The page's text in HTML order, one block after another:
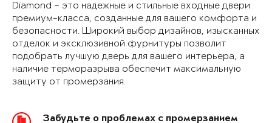
Diamond – это надежные и стильные входные двери
премиум-класса, созданные для вашего комфорта и
безопасности. Широкий выбор дизайнов, изысканных
отделок и эксклюзивной фурнитуры позволит
подобрать лучшую дверь для вашего интерьера, а
наличие терморазрыва обеспечит максимальную
защиту от промерзания.
Забудьте о проблемах с промерзанием